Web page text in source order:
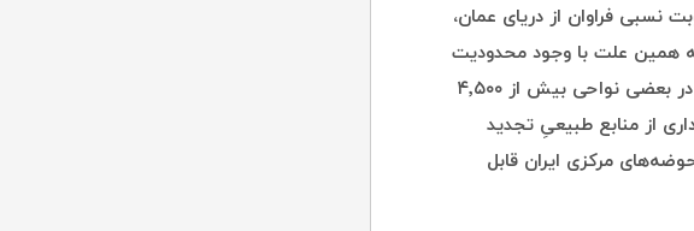
نسبی فراوان از دریای عمان،
همین علت با وجود محدودیت
بارش‌های جوی و گرمای توان‌فرسا و تبخیر سالانهٔ بسیار بالا، که در بعضی نواحی بیش از ۴٬۵۰۰
از منابع طبیعیِ تجدید
مرکزی ایران قابل